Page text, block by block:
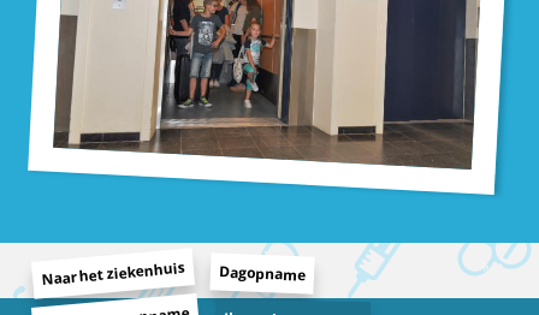
Naar het ziekenhuis Dagopname